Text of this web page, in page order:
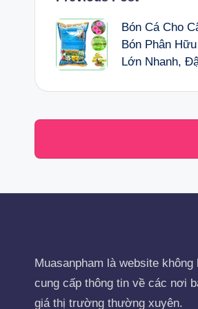
navigation
Bón Cá Cho
Bón Phân
Lớn Nhanh,
Muasanpham là website không
cung cấp thông tin về các nơi
giá thị trường thường xuyên.